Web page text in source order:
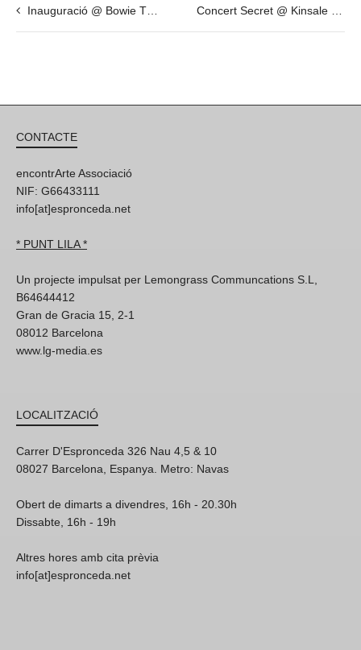
Inauguració @ Bowie The Session de Gavin Evans
CONTACTE
encontrArte Associació
NIF: G66433111
info[at]espronceda.net
* PUNT LILA *
Un projecte impulsat per Lemongrass Communcations S.L,
B64644412
Gran de Gracia 15, 2-1
08012 Barcelona
www.lg-media.es
LOCALITZACIÓ
Carrer D'Espronceda 326 Nau 4,5 & 10
08027 Barcelona, Espanya. Metro: Navas
Obert de dimarts a divendres, 16h - 20.30h
Dissabte, 16h - 19h
Altres hores amb cita prèvia
info[at]espronceda.net